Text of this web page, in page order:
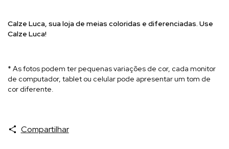
Calze Luca, sua loja de meias coloridas e diferenciadas. Use
Calze Luca!
* As fotos podem ter pequenas variações de cor, cada monitor
de computador, tablet ou celular pode apresentar um tom de
cor diferente.
Compartilhar